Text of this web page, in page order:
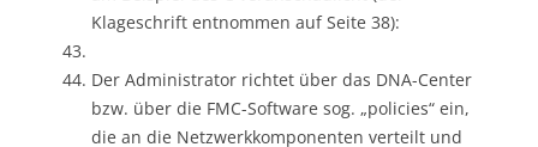
Klageschrift entnommen auf Seite 38):
Der Administrator richtet über das DNA-Center
bzw. über die FMC-Software sog. „policies“ ein,
die an die Netzwerkkomponenten verteilt und